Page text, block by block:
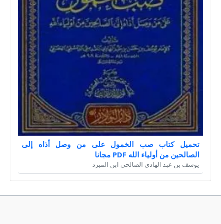
تحميل كتاب صب الخمول على من وصل أذاه إلى
الصالحين من أولياء الله PDF مجانا
يوسف بن عبد الهادي الصالحي ابن المبرد